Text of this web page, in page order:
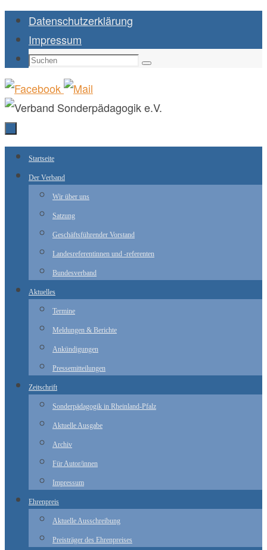
Zum
Inhalt
springen
Datenschutzerklärung
Impressum
Suchen
Suchen
Zum
Inhalt
springen
Startseite
Der Verband
Wir über uns
Satzung
Geschäftsführender Vorstand
Landesreferentinnen und -referenten
Bundesverband
Aktuelles
Termine
Meldungen & Berichte
Ankündigungen
Pressemitteilungen
Zeitschrift
Sonderpädagogik in Rheinland-Pfalz
Aktuelle Ausgabe
Archiv
Für Autor/innen
Impressum
Ehrenpreis
Aktuelle Ausschreibung
Preisträger des Ehrenpreises